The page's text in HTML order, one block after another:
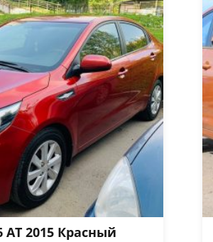
АТ 2015 Красный